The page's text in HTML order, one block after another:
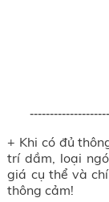
+ Khi có đủ
trí dầm, loại
giá cụ thể và
thông cảm!